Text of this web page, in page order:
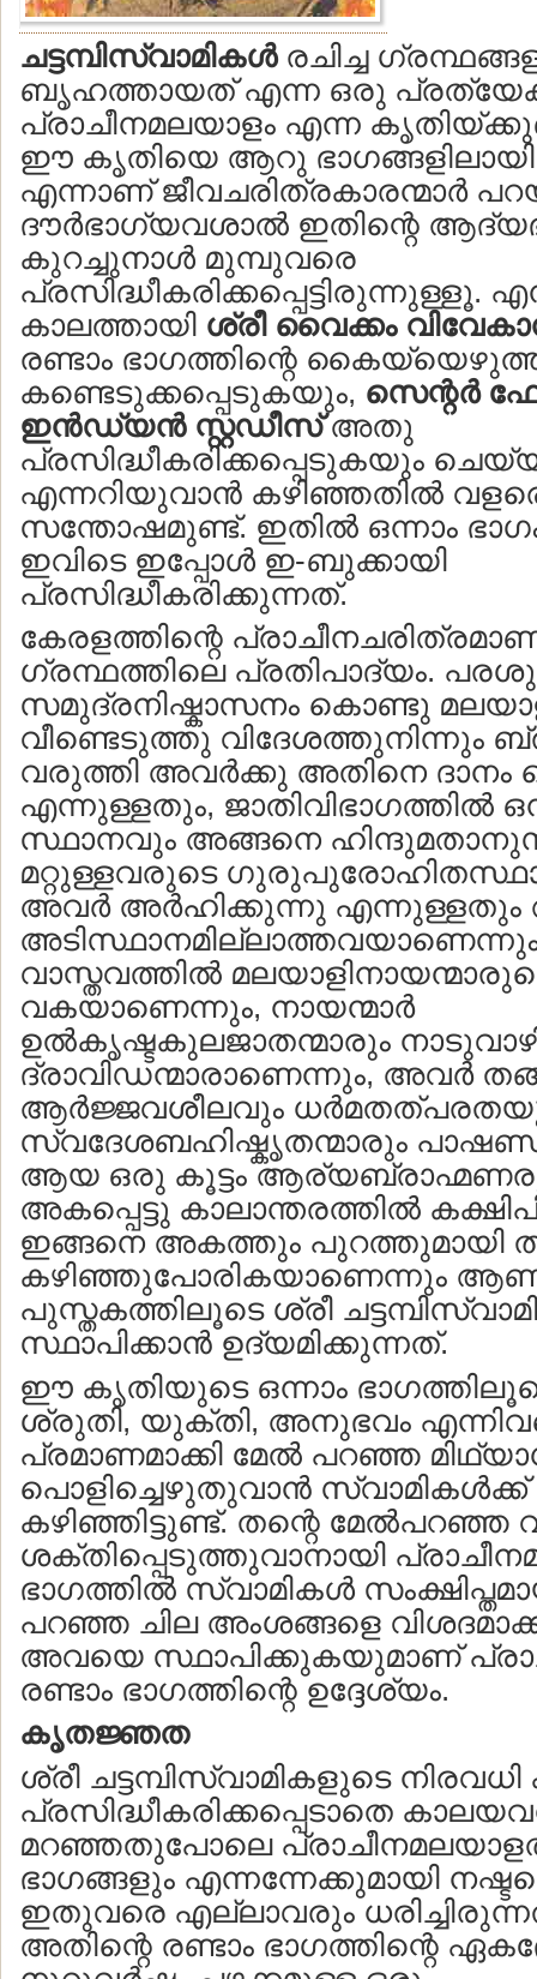
ചട്ടമ്പിസ്വാമികള്‍ രചിച്ച
ബൃഹത്തായത് എന്ന ഒരു
പ്രാചീനമലയാളം എന്ന
ഈ കൃതിയെ ആറു
എന്നാണ് ജീവചരിത്രകാരന്മാര്‍
ദൗര്‍ഭാഗ്യവശാല്‍ ഇതിന്റെ
കുറച്ചുനാള്‍ മുമ്പുവരെ
കാലത്തായി ശ്രീ വൈക്കം
രണ്ടാം ഭാഗത്തിന്റെ
കണ്ടെടുക്കപ്പെടുകയും, സെന്റര്‍
ഇന്‍ഡ്യന്‍ സ്റ്റഡീസ്അതു
പ്രസിദ്ധീകരിക്കപ്പെടുകയും
എന്നറിയുവാന്‍ കഴിഞ്ഞതില്‍
സന്തോഷമുണ്ട്. ഇതില്‍ ഒന്നാം
ഇവിടെ ഇപ്പോള്‍ ഇ-ബുക്കായി
പ്രസിദ്ധീകരിക്കുന്നത്.
കേരളത്തിന്റെ
ഗ്രന്ഥത്തിലെ പ്രതിപാദ്യം.
സമുദ്രനിഷ്കാസനം കൊണ്ടു
വീണ്ടെടുത്തു വിദേശത്തുനിന്നും
വരുത്തി അവര്‍ക്കു അതിനെ
എന്നുള്ളതും, ജാതിവിഭാഗത്തില്‍
സ്ഥാനവും അങ്ങനെ
മറ്റുള്ളവരുടെ
അവര്‍ അര്‍ഹിക്കുന്നു എന്നുള്ളതും
വാസ്തവത്തില്‍
വകയാണെന്നും, നായന്മാര്‍
ഉല്‍കൃഷ്ടകുലജാതന്മാരും
ദ്രാവിഡന്മാരാണെന്നും, അവര്‍
ആര്‍ജ്ജവശീലവും
സ്വദേശബഹിഷ്കൃതന്മാരും
ആയ ഒരു കൂട്ടം
അകപ്പെട്ടു കാലാന്തരത്തില്‍
ഇങ്ങനെ അകത്തും പുറത്തുമായി
കഴിഞ്ഞുപോരികയാണെന്നും
പുസ്തകത്തിലൂടെ ശ്രീ
സ്ഥാപിക്കാന്‍ ഉദ്യമിക്കുന്നത്.
ഈ കൃതിയുടെ ഒന്നാം
ശ്രുതി, യുക്തി, അനുഭവം
പ്രമാണമാക്കി മേല്‍ പറഞ്ഞ
പൊളിച്ചെഴുതുവാന്‍
കഴിഞ്ഞിട്ടുണ്ട്. തന്റെ മേല്‍പറഞ്ഞ
ശക്തിപ്പെടുത്തുവാനായി
ഭാഗത്തില്‍ സ്വാമികള്‍
പറഞ്ഞ ചില അംശങ്ങളെ
അവയെ സ്ഥാപിക്കുകയുമാണ്
രണ്ടാം ഭാഗത്തിന്റെ ഉദ്ദേശ്യം.
കൃതജ്ഞത
ശ്രീ ചട്ടമ്പിസ്വാമികളുടെ
പ്രസിദ്ധീകരിക്കപ്പെടാതെ
മറഞ്ഞതുപോലെ
ഭാഗങ്ങളും എന്നന്നേക്കുമായി
ഇതുവരെ എല്ലാവരും
അതിന്റെ രണ്ടാം ഭാഗത്തിന്റെ